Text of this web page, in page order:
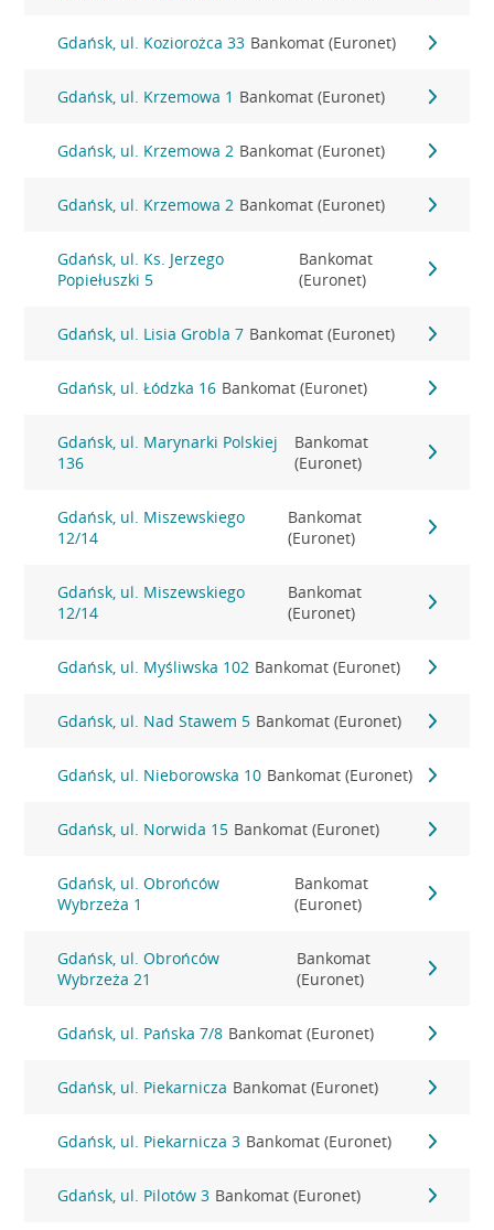
Gdańsk, ul. Koziorożca 33 Bankomat (Euronet)
Gdańsk, ul. Krzemowa 1 Bankomat (Euronet)
Gdańsk, ul. Krzemowa 2 Bankomat (Euronet)
Gdańsk, ul. Krzemowa 2 Bankomat (Euronet)
Gdańsk, ul. Ks. Jerzego
Popiełuszki 5
Bankomat
(Euronet)
Gdańsk, ul. Lisia Grobla 7 Bankomat (Euronet)
Gdańsk, ul. Łódzka 16 Bankomat (Euronet)
Gdańsk, ul. Marynarki Polskiej
136
Bankomat
(Euronet)
Gdańsk, ul. Miszewskiego
12/14
Bankomat
(Euronet)
Gdańsk, ul. Miszewskiego
12/14
Bankomat
(Euronet)
Gdańsk, ul. Myśliwska 102 Bankomat (Euronet)
Gdańsk, ul. Nad Stawem 5 Bankomat (Euronet)
Gdańsk, ul. Nieborowska 10 Bankomat (Euronet)
Gdańsk, ul. Norwida 15 Bankomat (Euronet)
Gdańsk, ul. Obrońców
Wybrzeża 1
Bankomat
(Euronet)
Gdańsk, ul. Obrońców
Wybrzeża 21
Bankomat
(Euronet)
Gdańsk, ul. Pańska 7/8 Bankomat (Euronet)
Gdańsk, ul. Piekarnicza Bankomat (Euronet)
Gdańsk, ul. Piekarnicza 3 Bankomat (Euronet)
Gdańsk, ul. Pilotów 3 Bankomat (Euronet)